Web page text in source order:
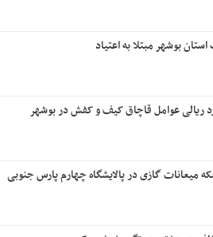
ریالی عوامل قاچاق کیف و کفش در بوشهر